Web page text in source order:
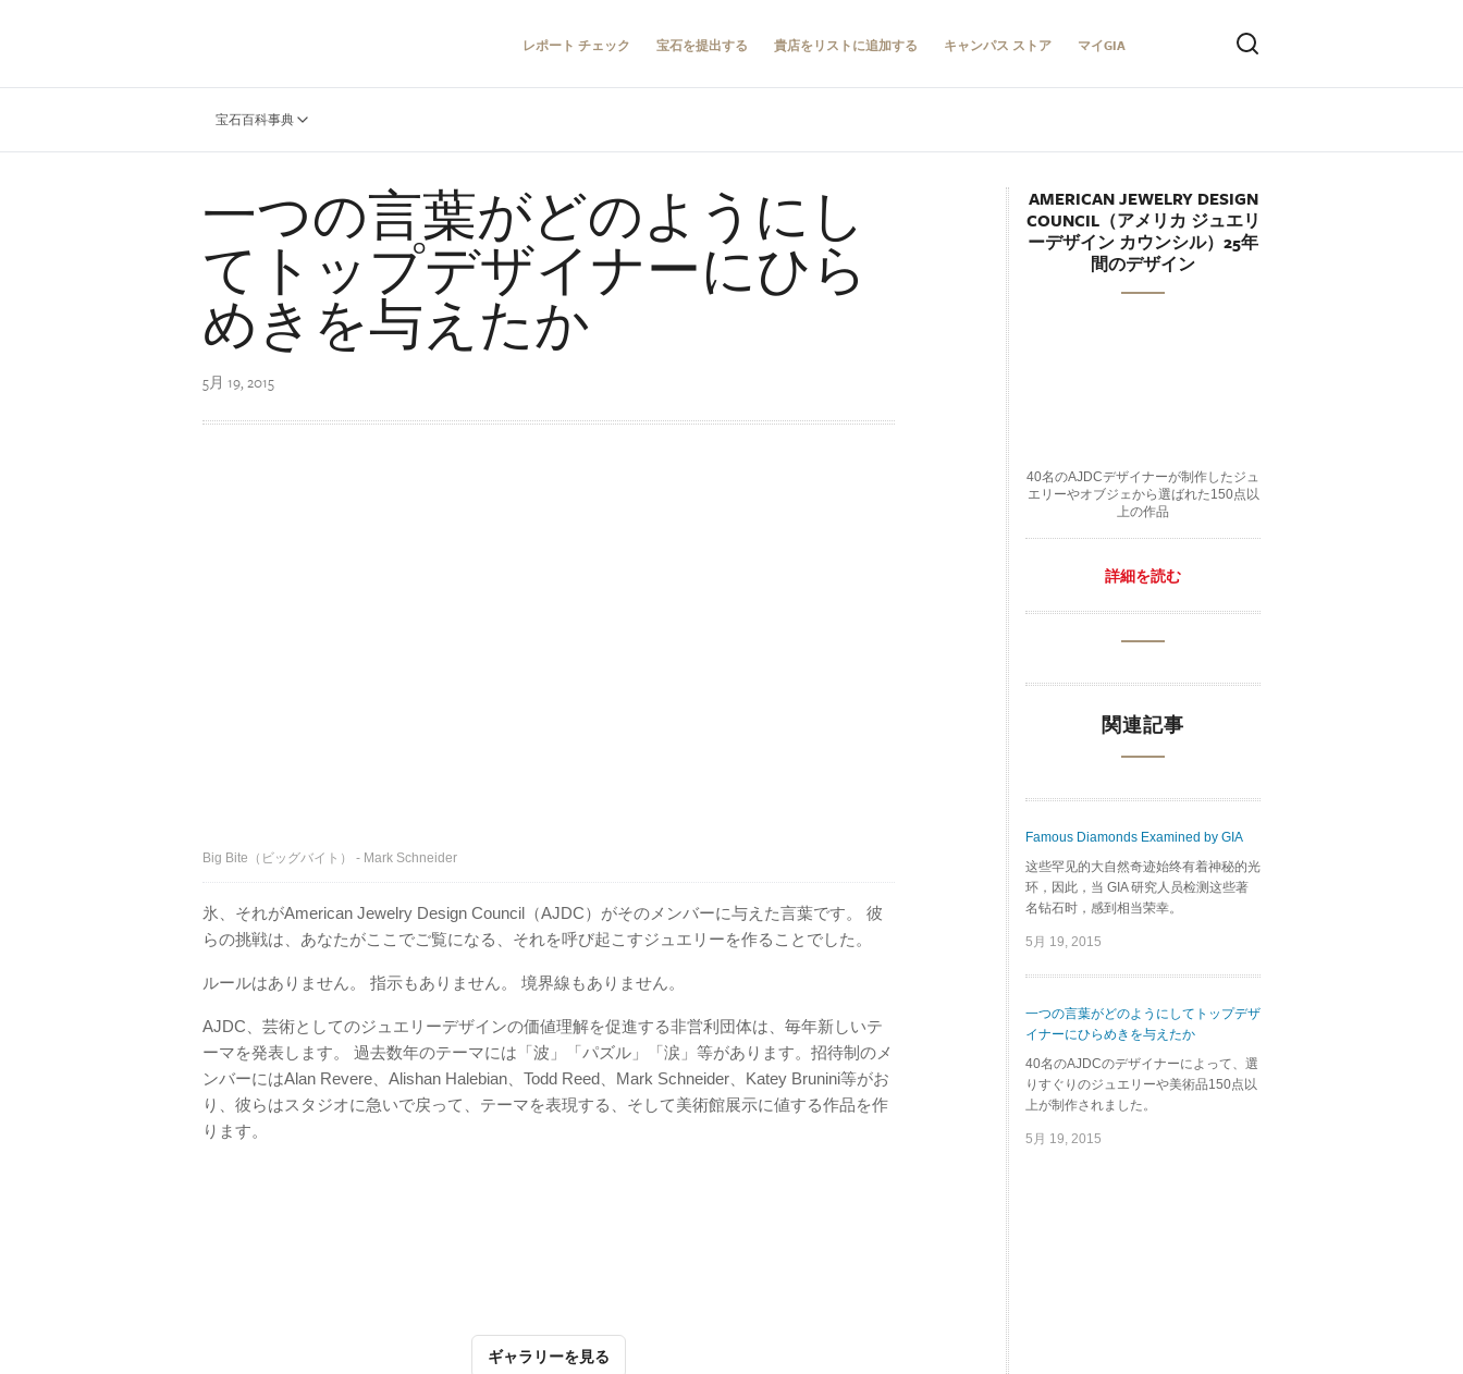
レポート チェック 宝石を提出する 貴店をリストに追加する キャンパス ストア マイGIA
宝石百科事典
一つの言葉がどのようにし
てトップデザイナーにひら
めきを与えたか
5月 19, 2015
Big Bite（ビッグバイト） - Mark Schneider
氷、それがAmerican Jewelry Design Council（AJDC）がそのメンバーに与えた言葉です。 彼
らの挑戦は、あなたがここでご覧になる、それを呼び起こすジュエリーを作ることでした。
ルールはありません。 指示もありません。 境界線もありません。
AJDC、芸術としてのジュエリーデザインの価値理解を促進する非営利団体は、毎年新しいテ
ーマを発表します。 過去数年のテーマには「波」「パズル」「涙」等があります。招待制のメ
ンバーにはAlan Revere、Alishan Halebian、Todd Reed、Mark Schneider、Katey Brunini等がお
り、彼らはスタジオに急いで戻って、テーマを表現する、そして美術館展示に値する作品を作
ります。
ギャラリーを見る
AMERICAN JEWELRY DESIGN
COUNCIL（アメリカ ジュエリ
ーデザイン カウンシル）25年
間のデザイン
40名のAJDCデザイナーが制作したジュ
エリーやオブジェから選ばれた150点以
上の作品
詳細を読む
関連記事
Famous Diamonds Examined by GIA
这些罕见的大自然奇迹始终有着神秘的光
环，因此，当 GIA 研究人员检测这些著
名钻石时，感到相当荣幸。
5月 19, 2015
一つの言葉がどのようにしてトップデザ
イナーにひらめきを与えたか
40名のAJDCのデザイナーによって、選
りすぐりのジュエリーや美術品150点以
上が制作されました。
5月 19, 2015